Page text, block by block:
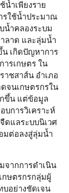
น้ำเพียงราย
รใช้น้ำประมาณ
น้ำคลองระบม
ลาด และลุ่มน้ำ
น เกิดปัญหาการ
รเกษตร ใน
าชสาส์น อำเภอ
จนเกษตรกรใน
ขึ้น แต่ข้อมูล
บการวิเคราะห์
ดแลระบบนิเวศ
มต่อลงสู่ลุ่มน้ำ
จากการดำเนิน
กษตรกรกลุ่มผู้
บอย่างชัดเจน